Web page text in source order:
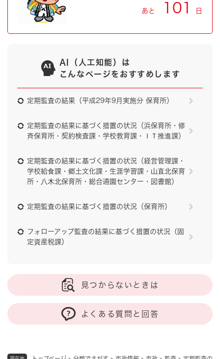
あと 101 日
AI（人工知能）は
こんなページをおすすめします
定期監査の結果（平成29年9月実施分 保育所）
定期監査の結果に基づく措置の状況（浜保育所・修
斉保育所・契約検査課・学校教育課・ＩＴ推進課）
定期監査の結果に基づく措置の状況（経営管理課・
学校給食課・郷土文化課・生涯学習課・山直北保育
所・八木北保育所・総合通園センター・図書館）
定期監査の結果に基づく措置の状況（保育所）
フォローアップ監査の結果に基づく措置の状況（固
定資産税課）
見つからないときは
よくある質問と回答